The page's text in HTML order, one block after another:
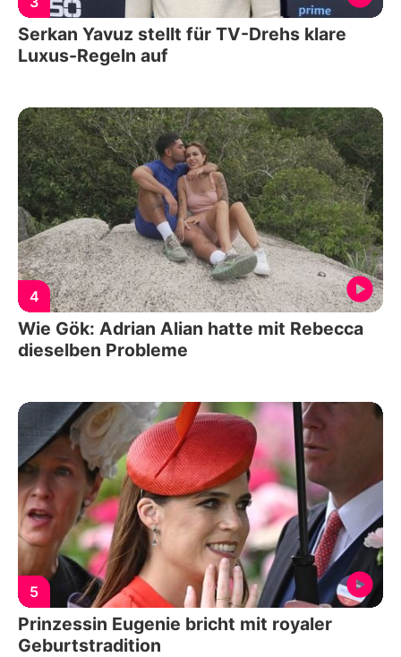
Serkan Yavuz stellt für TV-Drehs klare
Luxus-Regeln auf
4
Wie Gök: Adrian Alian hatte mit Rebecca
dieselben Probleme
5
Prinzessin Eugenie bricht mit royaler
Geburtstradition